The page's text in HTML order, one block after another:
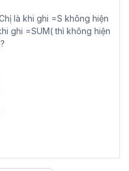
là khi ghi =S không hiện
ghi =SUM( thì không hiện